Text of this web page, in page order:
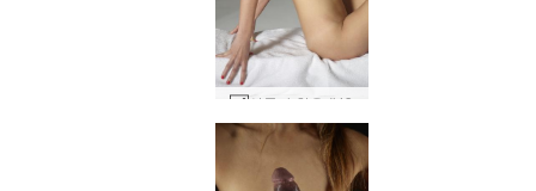
샬롯타 착유 #43